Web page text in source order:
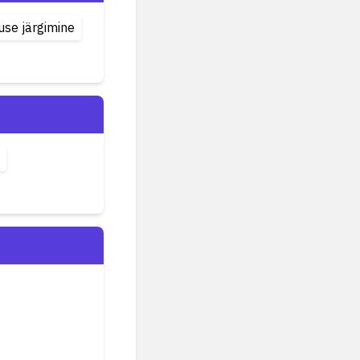
järgimine